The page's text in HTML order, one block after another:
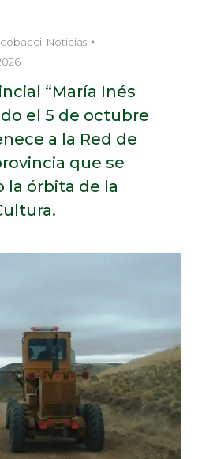
Noticias
“María Inés
el 5 de octubre
a la Red de
que se
la órbita de la